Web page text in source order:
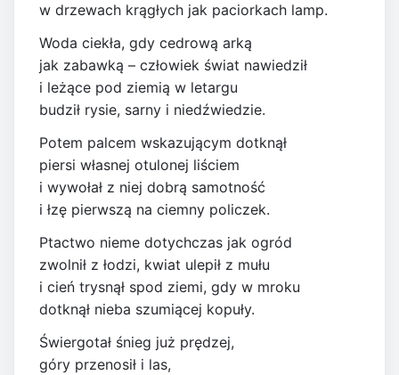
w drzewach krągłych jak paciorkach lamp.
Woda ciekła, gdy cedrową arką
jak zabawką – człowiek świat nawiedził
i leżące pod ziemią w letargu
budził rysie, sarny i niedźwiedzie.
Potem palcem wskazującym dotknął
piersi własnej otulonej liściem
i wywołał z niej dobrą samotność
i łzę pierwszą na ciemny policzek.
Ptactwo nieme dotychczas jak ogród
zwolnił z łodzi, kwiat ulepił z mułu
i cień trysnął spod ziemi, gdy w mroku
dotknął nieba szumiącej kopuły.
Świergotał śnieg już prędzej,
góry przenosił i las,